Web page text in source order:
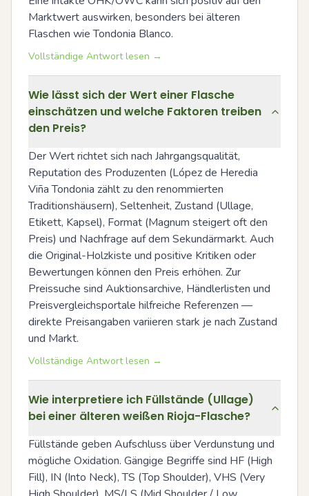
Marktwert auswirken, besonders bei älteren
Flaschen wie Tondonia Blanco.
Vollständige Antwort lesen →
Wie lässt sich der Wert einer Flasche
einschätzen und welche Faktoren treiben
den Preis?
Der Wert richtet sich nach Jahrgangsqualität,
Reputation des Produzenten (López de Heredia
Viña Tondonia zählt zu den renommierten
Traditionshäusern), Seltenheit, Zustand (Ullage,
Etikett, Kapsel), Format (Magnum steigert oft den
Preis) und Nachfrage auf dem Sekundärmarkt. Auch
die Original-Holzkiste und positive Kritiken oder
Bewertungen können den Preis erhöhen. Zur
Preissuche sind Auktionsarchive, Händlerlisten und
Preisvergleichsportale hilfreiche Referenzen —
direkte Preisangaben variieren stark je nach Zustand
und Markt.
Vollständige Antwort lesen →
Wie interpretiere ich Füllstände (Ullage)
bei einer älteren weißen Rioja-Flasche?
Füllstände geben Aufschluss über Verdunstung und
mögliche Oxidation. Gängige Begriffe sind HF (High
Fill), IN (Into Neck), TS (Top Shoulder), VHS (Very